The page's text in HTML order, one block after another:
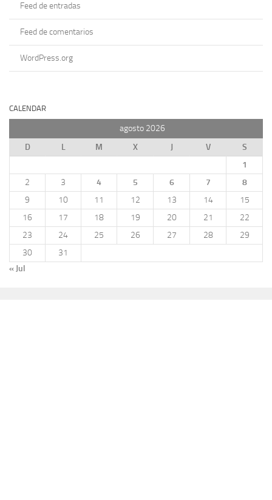
Feed de entradas
Feed de comentarios
WordPress.org
CALENDAR
agosto 2026
D
L M X J V
S
1
2
3 4 5 6 7
8
9
10 11 12 13 14
15
16
17 18 19 20 21
22
23
24 25 26 27 28
29
30
31
« Jul